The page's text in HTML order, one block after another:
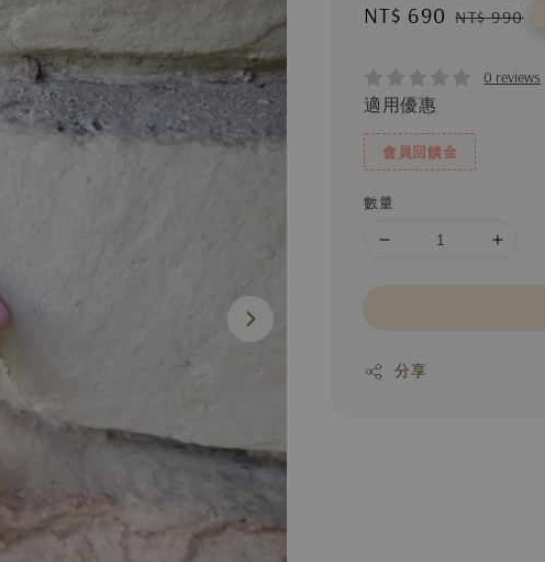
Sale
NT$ 690 Regular
NT$ 990
0 reviews
適用優惠
會員回饋金
數量
分享